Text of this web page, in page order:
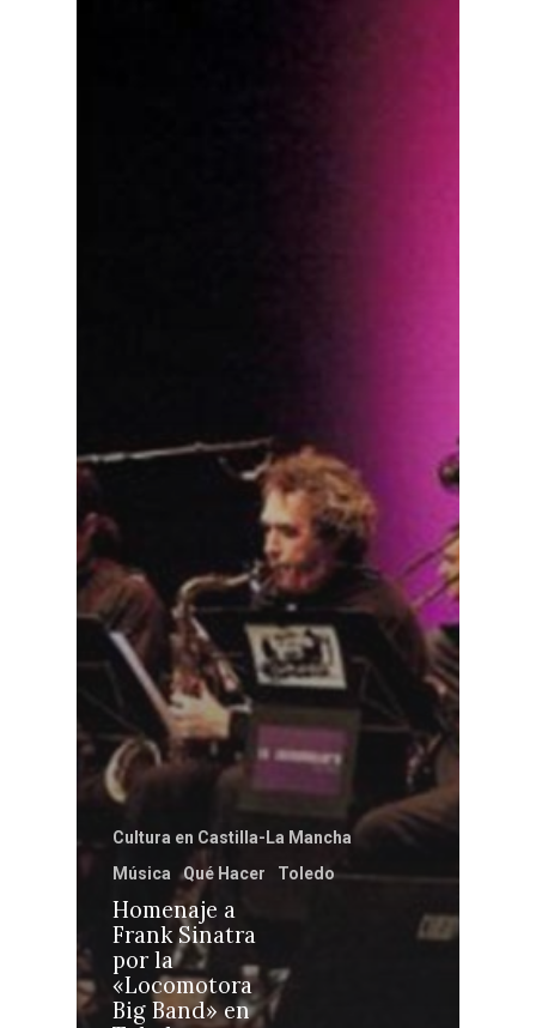
Cultura en Castilla-La Mancha
Música
Qué Hacer Toledo
Homenaje a
Frank Sinatra
por la
«Locomotora
Big Band» en
Castilla-La
Toledo
Ciudad Real
Sanidad
Economía
Educación